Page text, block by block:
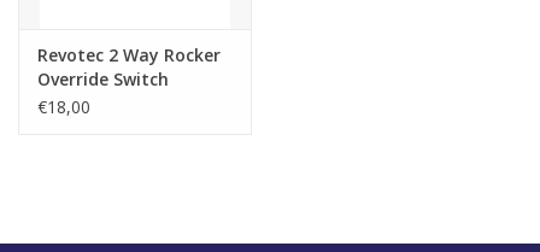
Revotec 2 Way Rocker
Override Switch
€18,00